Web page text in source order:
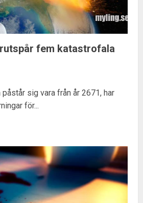
fem katastrofala
sig vara från år 2671, har
för...